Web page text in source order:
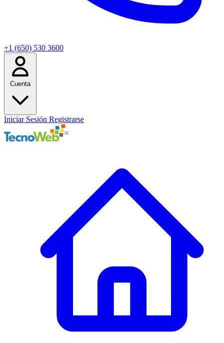
+1 (650) 530 3600
Cuenta
Iniciar Sesión Registrarse